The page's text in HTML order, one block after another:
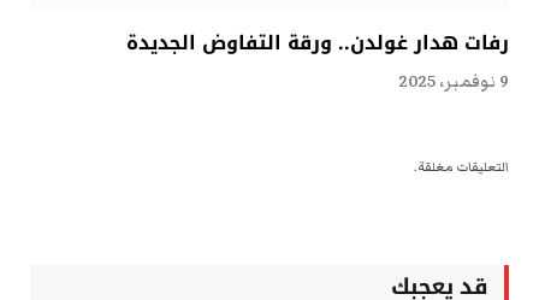
رفات هدار غولدن.. ورقة التفاوض الجديدة
9 نوفمبر، 2025
التعليقات مغلقة.
قد يعجبك